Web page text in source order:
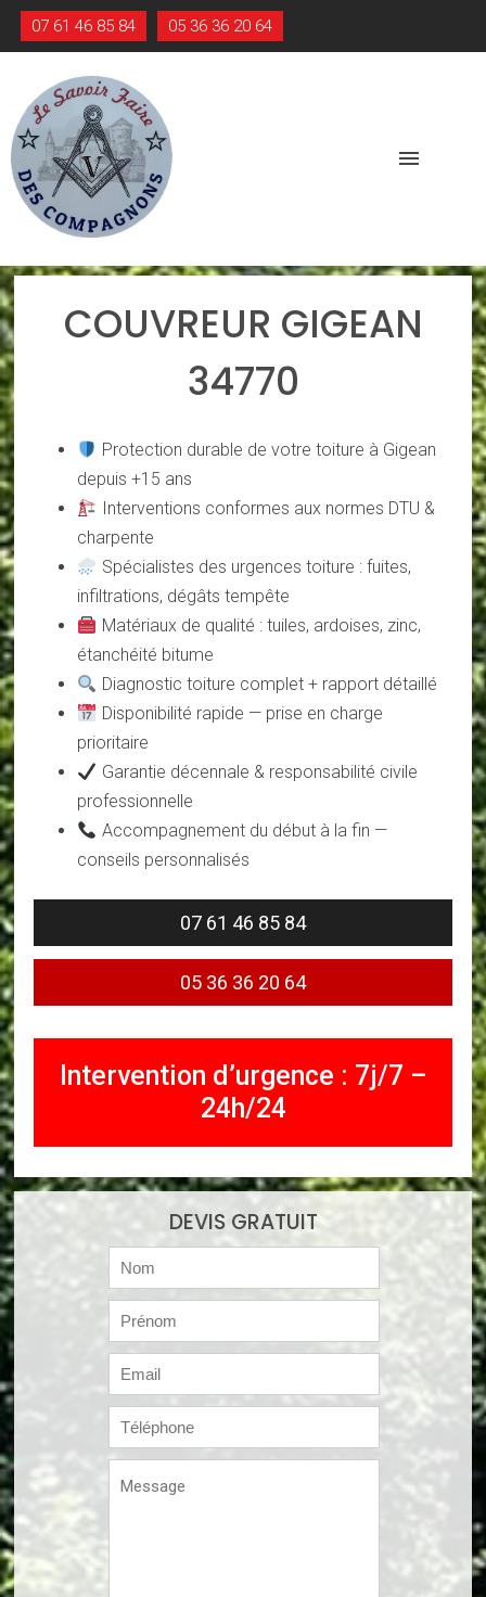
07 61 46 85 84 05 36 36 20 64
menu
COUVREUR GIGEAN
34770
Protection durable de votre toiture à Gigean
depuis +15 ans
Interventions conformes aux normes DTU &
charpente
Spécialistes des urgences toiture : fuites,
infiltrations, dégâts tempête
Matériaux de qualité : tuiles, ardoises, zinc,
étanchéité bitume
Diagnostic toiture complet + rapport détaillé
Disponibilité rapide — prise en charge
prioritaire
Garantie décennale & responsabilité civile
professionnelle
Accompagnement du début à la fin —
conseils personnalisés
07 61 46 85 84
05 36 36 20 64
Intervention d’urgence : 7j/7 –
24h/24
DEVIS GRATUIT